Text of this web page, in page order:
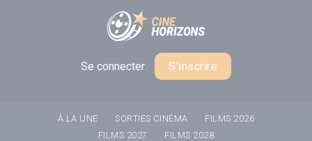
Se connecter S'inscrire
À LA UNE SORTIES CINÉMA
FILMS 2026
FILMS 2027
FILMS 2028
Panneau de gestion des cookies